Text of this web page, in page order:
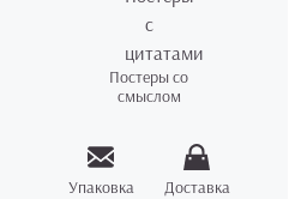
Постеры со
смыслом
Упаковка Доставка